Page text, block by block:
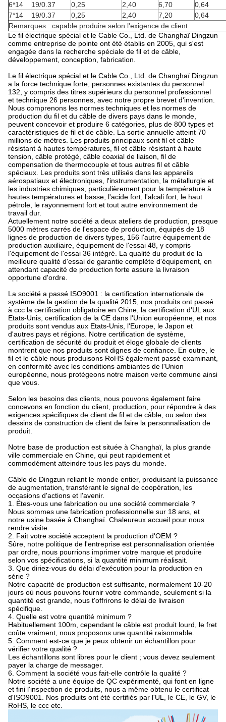
6*14
19/0.37 0,25 2,40 6,70
0,64
7*14
19/0.37 0,25 2,40 7,20
0,64
Remarques : capable produire selon l'exigence de client
Le fil électrique spécial et le Cable Co., Ltd. de Changhaï Dingzun
comme entreprise de pointe ont été établis en 2005, qui s'est
engagée dans la recherche spéciale de fil et de câble,
développement, conception, fabrication.
Le fil électrique spécial et le Cable Co., Ltd. de Changhaï Dingzun
a la force technique forte, personnes existantes du personnel
132, y compris des titres supérieurs du personnel professionnel
et technique 26 personnes, avec notre propre brevet d'invention.
Nous comprenons les normes techniques et les normes de
production du fil et du câble de divers pays dans le monde,
peuvent concevoir et produire 6 catégories, plus de 800 types et
caractéristiques de fil et de câble. La sortie annuelle atteint 70
millions de mètres. Les produits principaux sont fil et câble
résistant à hautes températures, fil et câble résistant à haute
tension, câble protégé, câble coaxial de liaison, fil de
compensation de thermocouple et tous autres fil et câble
spéciaux. Les produits sont très utilisés dans les appareils
aérospatiaux et électroniques, l'instrumentation, la métallurgie et
les industries chimiques, particulièrement pour la température à
hautes températures et basse, l'acide fort, l'alcali fort, le haut
pétrole, le rayonnement fort et tout autre environnement de
travail dur.
Actuellement notre société a deux ateliers de production, presque
5000 mètres carrés de l'espace de production, équipés de 18
lignes de production de divers types, 156 l'autre équipement de
production auxiliaire, équipement de l'essai 48, y compris
l'équipement de l'essai 36 intégré. La qualité du produit de la
meilleure qualité d'essai de garantie complète d'équipement, en
attendant capacité de production forte assure la livraison
opportune d'ordre.
La société a passé ISO9001 : la certification internationale de
système de la gestion de la qualité 2015, nos produits ont passé
à ccc la certification obligatoire en Chine, la certification d'UL aux
Etats-Unis, certification de la CE dans l'Union européenne, et nos
produits sont vendus aux Etats-Unis, l'Europe, le Japon et
d'autres pays et régions. Notre certification de système,
certification de sécurité du produit et éloge globale de clients
montrent que nos produits sont dignes de confiance. En outre, le
fil et le câble nous produisons RoHS également passé examinant,
en conformité avec les conditions ambiantes de l'Union
européenne, nous protégeons notre maison verte commune ainsi
que vous.
Selon les besoins des clients, nous pouvons également faire
concevons en fonction du client, production, pour répondre à des
exigences spécifiques de client de fil et de câble, ou selon des
dessins de construction de client de faire la personnalisation de
produit.
Notre base de production est située à Changhaï, la plus grande
ville commerciale en Chine, qui peut rapidement et
commodément atteindre tous les pays du monde.
Câble de Dingzun reliant le monde entier, produisant la puissance
de augmentation, transférant le signal de coopération, les
occasions d'actions et l'avenir.
1. Êtes-vous une fabrication ou une société commerciale ?
Nous sommes une fabrication professionnelle sur 18 ans, et
notre usine basée à Changhaï. Chaleureux accueil pour nous
rendre visite.
2. Fait votre société acceptent la production d'OEM ?
Sûre, notre politique de l'entreprise est personnalisation orientée
par ordre, nous pourrions imprimer votre marque et produire
selon vos spécifications, si la quantité minimum réalisait.
3. Que diriez-vous du délai d'exécution pour la production en
série ?
Notre capacité de production est suffisante, normalement 10-20
jours où nous pouvons fournir votre commande, seulement si la
quantité est grande, nous t'offrirons le délai de livraison
spécifique.
4. Quelle est votre quantité minimum ?
Habituellement 100m, cependant le câble est produit lourd, le fret
coûte vraiment, nous proposons une quantité raisonnable.
5. Comment est-ce que je peux obtenir un échantillon pour
vérifier votre qualité ?
Les échantillons sont libres pour le client ; vous devez seulement
payer la charge de messager.
6. Comment la société vous fait-elle contrôle la qualité ?
Notre société a une équipe de QC expérimenté, qui font en ligne
et fini l'inspection de produits, nous a même obtenu le certificat
d'ISO9001. Nos produits ont été certifiés par l'UL, le CE, le GV, le
RoHS, le ccc etc.